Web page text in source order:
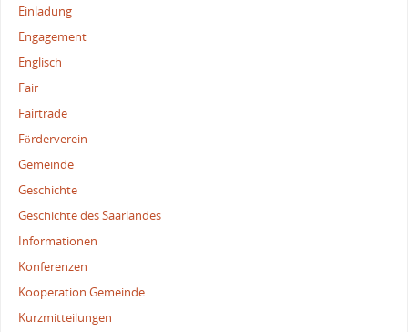
Einladung
Engagement
Englisch
Fair
Fairtrade
Förderverein
Gemeinde
Geschichte
Geschichte des Saarlandes
Informationen
Konferenzen
Kooperation Gemeinde
Kurzmitteilungen